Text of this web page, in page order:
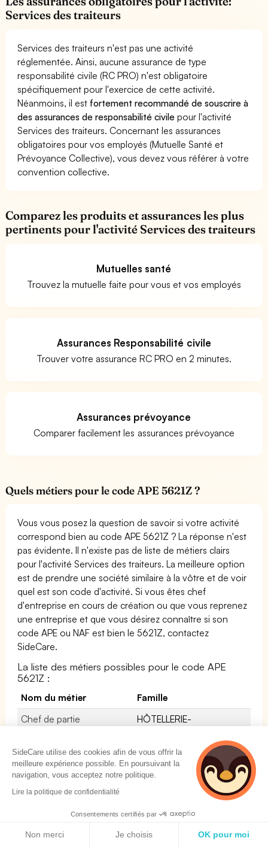
Services des traiteurs
Services des traiteurs n'est pas une activité
réglementée. Ainsi, aucune assurance de type
responsabilité civile (RC PRO) n'est obligatoire
spécifiquement pour l'exercice de cette activité.
Néanmoins, il est fortement recommandé de souscrire à
des assurances de responsabilité civile pour l'activité
Services des traiteurs. Concernant les assurances
obligatoires pour vos employés (Mutuelle Santé et
Prévoyance Collective), vous devez vous référer à votre
convention collective.
Comparez les produits et assurances les plus
pertinents pour l'activité Services des traiteurs
Mutuelles santé
Trouvez la mutuelle faite pour vous et vos employés
Assurances Responsabilité civile
Trouver votre assurance RC PRO en 2 minutes.
Assurances prévoyance
Comparer facilement les assurances prévoyance
Quels métiers pour le code APE 5621Z ?
Vous vous posez la question de savoir si votre activité
correspond bien au code APE 5621Z ? La réponse n'est
pas évidente. Il n'existe pas de liste de métiers clairs
pour l'activité Services des traiteurs. La meilleure option
est de prendre une société similaire à la vôtre et de voir
quel est son code d'activité. Si vous êtes chef
d'entreprise en cours de création ou que vous reprenez
une entreprise et que vous désirez connaître si son
code APE ou NAF est bien le 5621Z, contactez
SideCare.
La liste des métiers possibles pour le code APE
5621Z :
Nom du métier
Famille
Chef de partie
poissonnière
HÔTELLERIE-
TOURISME LOISIRS ET
ANIMATION
Préparateur-vendeur /
Préparatrice-vendeuse en
HÔTELLERIE-
TOURISME LOISIRS ET
SideCare utilise des cookies afin de vous offrir la
meilleure expérience possible. En poursuivant la
navigation, vous acceptez notre politique.
Lire la politique de confidentialité
Consentements certifiés par
Non merci Je choisis OK pour moi